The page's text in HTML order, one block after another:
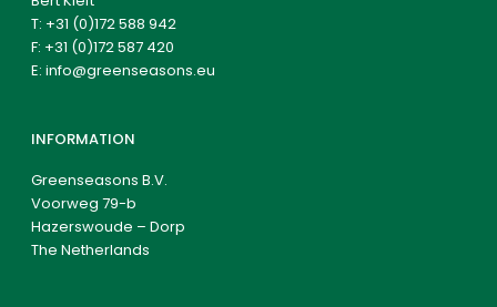
T: +31 (0)172 588 942
F: +31 (0)172 587 420
E:info@greenseasons.eu
INFORMATION
Greenseasons B.V.
Voorweg 79-b
Hazerswoude – Dorp
The Netherlands